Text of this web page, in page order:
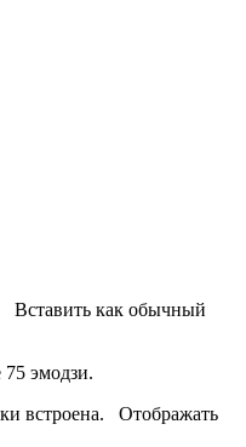
Вставить как обычный
75 эмодзи.
встроена. Отображать